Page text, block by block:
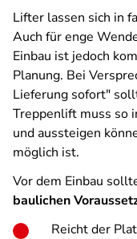
Lifter lassen sich in
Auch für enge
Einbau ist jedoch
Planung. Bei
Lieferung sofort"
Treppenlift muss so
und aussteigen
möglich ist.
Vor dem Einbau
baulichen
Reicht der